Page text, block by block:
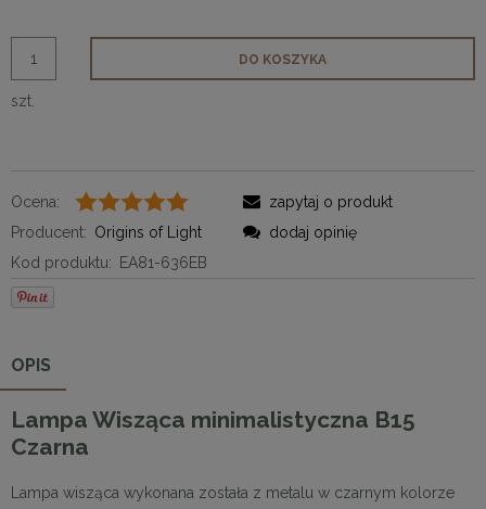
szt.
DO KOSZYKA
Ocena:
Producent: Origins of Light
Kod produktu:
EA81-636EB
zapytaj o produkt
dodaj opinię
OPIS
Lampa Wisząca minimalistyczna B15
Czarna
Lampa wisząca wykonana została z metalu w czarnym kolorze